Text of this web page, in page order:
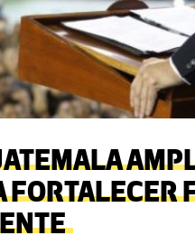
FORTALECER